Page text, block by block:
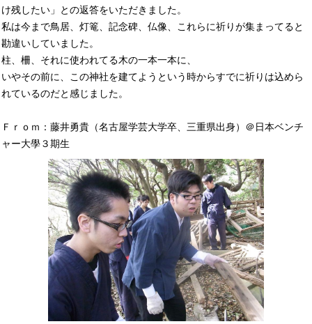
け残したい」との返答をいただきました。
私は今まで鳥居、灯篭、記念碑、仏像、これらに祈りが集まってると
勘違いしていました。
柱、柵、それに使われてる木の一本一本に、
いやその前に、この神社を建てようという時からすでに祈りは込めら
れているのだと感じました。
Ｆｒｏｍ：藤井勇貴（名古屋学芸大学卒、三重県出身）＠日本ベンチ
ャー大學３期生